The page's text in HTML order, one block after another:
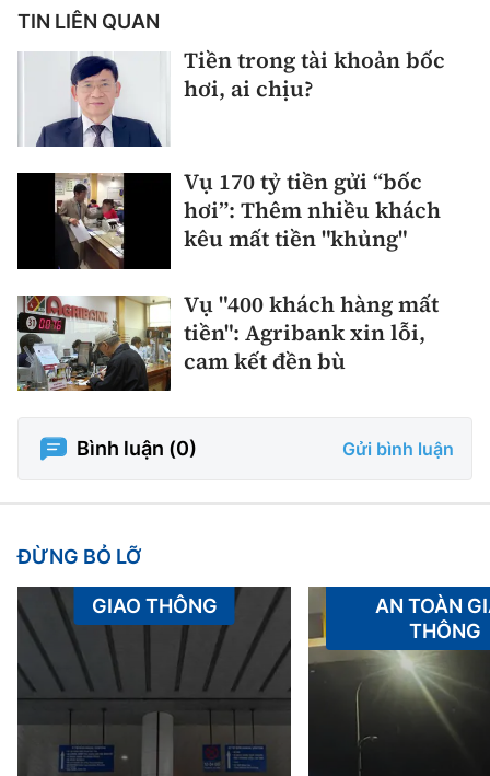
TIN LIÊN QUAN
Tiền trong tài khoản bốc
hơi, ai chịu?
Vụ 170 tỷ tiền gửi “bốc
hơi”: Thêm nhiều khách
kêu mất tiền "khủng"
Vụ "400 khách hàng mất
tiền": Agribank xin lỗi,
cam kết đền bù
Bình luận (0) Gửi bình luận
ĐỪNG BỎ LỠ
GIAO THÔNG
AN TOÀN
THÔNG